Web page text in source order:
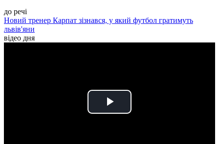
до речі
Новий тренер Карпат зізнався, у який футбол гратимуть
львів'яни
відео дня
Play